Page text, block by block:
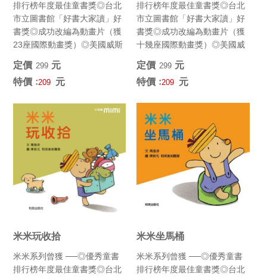
排行榜年度最佳童書獎◎台北
市立圖書館「好書大家讀」好
書獎◎成功改編為動畫片（獲
23座國際動畫獎）◎美國威斯
定價﹕299 元
特價﹕209 元
排行榜年度最佳童書獎◎台北
市立圖書館「好書大家讀」好
書獎◎成功改編為動畫片（獲
十幾座國際動畫獎）◎美國威
定價﹕299 元
特價﹕209 元
米米玩收拾
米米系列曾獲 ──◎優秀童書
排行榜年度最佳童書獎◎台北
米米坐馬桶
米米系列曾獲 ──◎優秀童書
排行榜年度最佳童書獎◎台北